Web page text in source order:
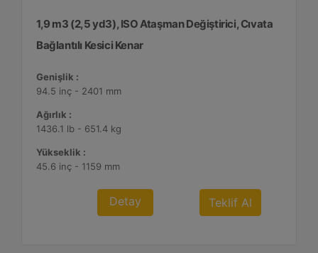
1,9 m3 (2,5 yd3), ISO Ataşman Değiştirici, Cıvata
Bağlantılı Kesici Kenar
Genişlik :
94.5 inç - 2401 mm
Ağırlık :
1436.1 lb - 651.4 kg
Yükseklik :
45.6 inç - 1159 mm
Detay Teklif Al